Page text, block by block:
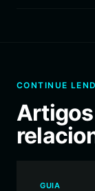
CONTINUE
Artigos
GUIA